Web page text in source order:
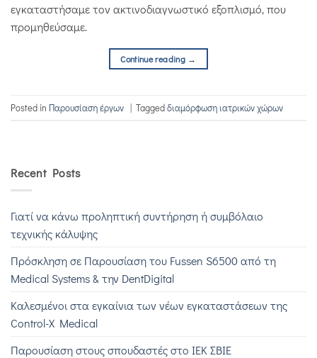
εγκαταστήσαμε τον ακτινοδιαγνωστικό εξοπλισμό, που
προμηθεύσαμε.
Continue reading →
Posted in Παρουσίαση έργων Taggedδιαμόρφωση ιατρικών χώρων
Recent Posts
Γιατί να κάνω προληπτική συντήρηση ή συμβόλαιο
τεχνικής κάλυψης
Πρόσκληση σε Παρουσίαση του Fussen S6500 από τη
Medical Systems & την DentDigital
Καλεσμένοι στα εγκαίνια των νέων εγκαταστάσεων της
Control-X Medical
Παρουσίαση στους σπουδαστές στο ΙΕΚ ΣΒΙΕ